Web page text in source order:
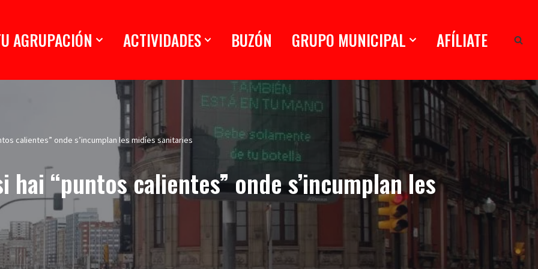
AGRUPACIÓN ACTIVIDADES BUZÓN GRUPO MUNICIPAL AFÍLIATE
calientes” onde s’incumplan les midíes sanitaries
hai “puntos calientes” onde s’incumplan les